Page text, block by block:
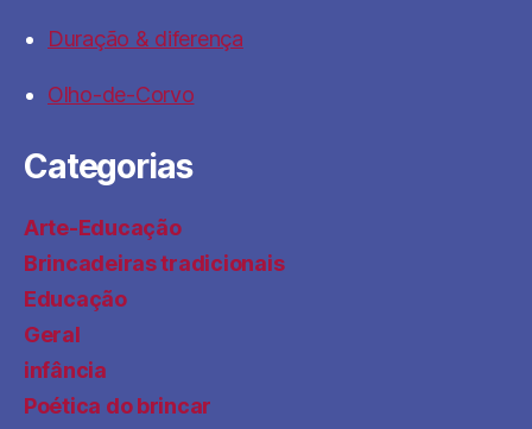
Duração & diferença
Olho-de-Corvo
Categorias
Arte-Educação
Brincadeiras tradicionais
Educação
Geral
infância
Poética do brincar